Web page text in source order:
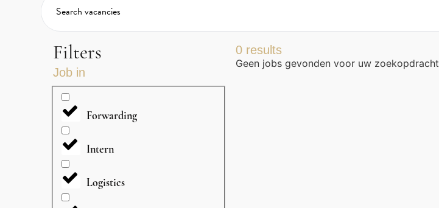
Filters
Job in
Forwarding
Intern
Logistics
0 results
Geen jobs gevonden voor uw zoekopdracht